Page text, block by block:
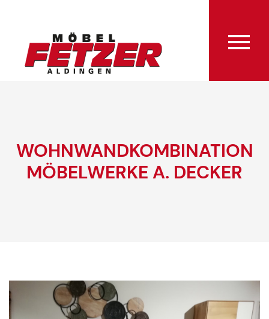
WOHNWANDKOMBINATION
MÖBELWERKE A. DECKER